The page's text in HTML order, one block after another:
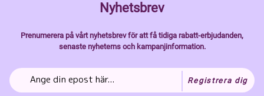
Nyhetsbrev
Prenumerera på vårt nyhetsbrev för att få tidiga rabatt-erbjudanden,
senaste nyheterns och kampanjinformation.
Registrera dig